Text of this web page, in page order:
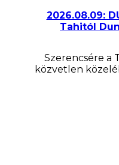
2026.08.09:
Tahitól
Szerencsére a
közvetlen